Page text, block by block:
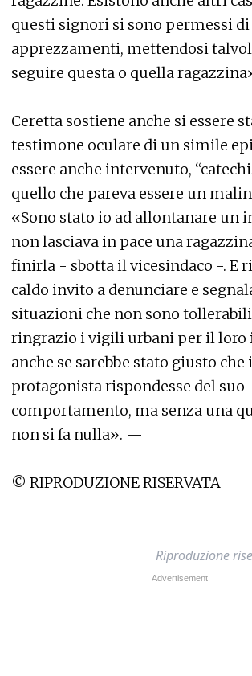
questi signori si sono permessi
apprezzamenti, mettendosi
seguire questa o quella
Ceretta sostiene anche si essere
testimone oculare di un simile
essere anche intervenuto,
quello che pareva essere un
«Sono stato io ad allontanare un
non lasciava in pace una
finirla - sbotta il vicesindaco -. E
caldo invito a denunciare e
situazioni che non sono
ringrazio i vigili urbani per il loro
anche se sarebbe stato giusto che
protagonista rispondesse del suo
comportamento, ma senza una
non si fa nulla». —
© RIPRODUZIONE RISERVATA
Riproduzione